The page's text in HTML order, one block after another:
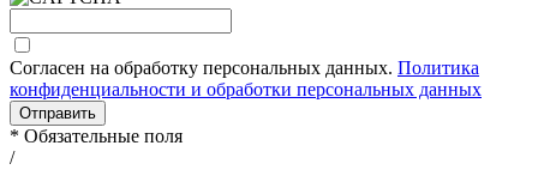
Согласен на обработку персональных данных. Политика
конфиденциальности и обработки персональных данных
* Обязательные поля
/